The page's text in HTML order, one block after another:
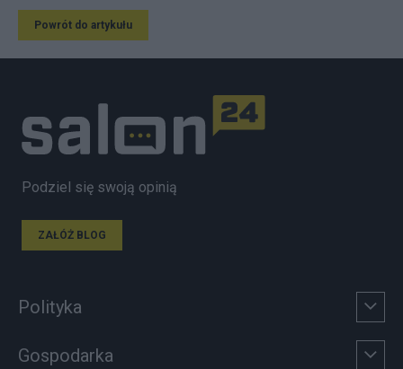
Powrót do artykułu
Podziel się swoją opinią
ZAŁÓŻ BLOG
Polityka
Gospodarka